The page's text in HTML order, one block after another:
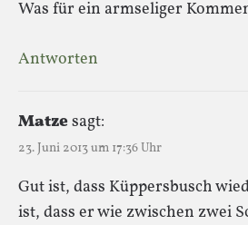
Was für ein armseliger
Antworten
Matzesagt:
23. Juni 2013 um 17:36 Uhr
Gut ist, dass Küppersbusch
ist, dass er wie zwischen zwei